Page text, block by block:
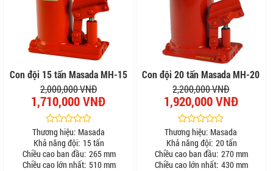
Con đội 15 tấn Masada MH-15
2,000,000 VNĐ
1,710,000 VNĐ
Thương hiệu: Masada
Khả năng đội: 15 tấn
Chiều cao ban đầu: 265 mm
Chiều cao lớn nhất: 510 mm
Con đội 20 tấn Masada MH-20
2,200,000 VNĐ
1,920,000 VNĐ
Thương hiệu: Masada
Khả năng đội: 20 tấn
Chiều cao ban đầu: 270 mm
Chiều cao lớn nhất: 430 mm